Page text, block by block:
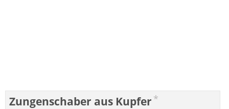
Zungenschaber aus Kupfer *